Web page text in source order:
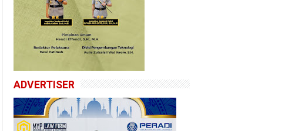
ADVERTISER